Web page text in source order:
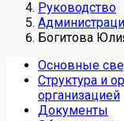
Руководство
Богитова
Основные
Структура и
организацией
Документы